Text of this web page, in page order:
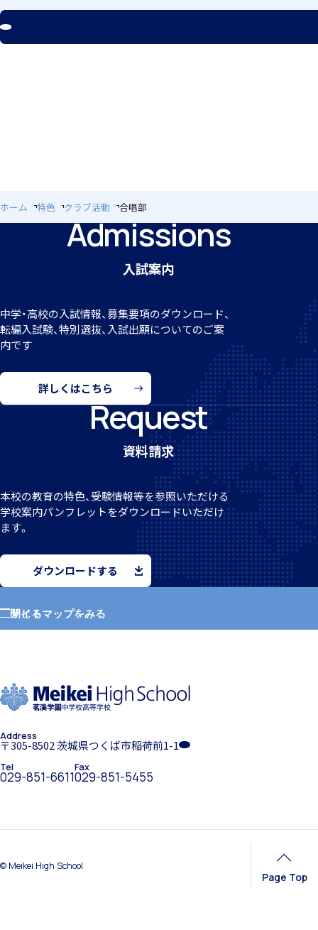
ホーム 特色 クラブ活動 合唱部
Admissions
入試案内
中学・高校の入試情報、募集要項のダウンロード、
転編入試験、特別選抜、入試出願についてのご案
内です
詳しくはこちら
Request
資料請求
本校の教育の特色、受験情報等を参照いただける
学校案内パンフレットをダウンロードいただけ
ます。
ダウンロードする
サイトマップをみる
閉じる
学校長挨拶
Address
〒305-8502 茨城県つくば市稲荷前1-1
Tel
029-851-6611
Fax
029-851-5455
© Meikei High School
Page Top
キャンプ
MEIKEI ART GALLERY
希望制海外研修制度